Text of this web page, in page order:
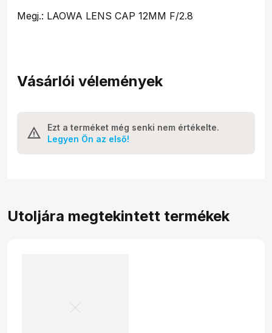
Megj.: LAOWA LENS CAP 12MM F/2.8
Vásárlói vélemények
Ezt a terméket még senki nem értékelte.
Legyen Ön az első!
Utoljára megtekintett termékek